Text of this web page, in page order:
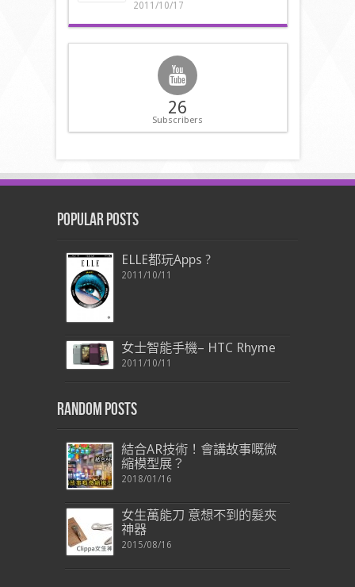
2011/10/17
26
Subscribers
Popular Posts
ELLE都玩Apps ?
2011/10/11
女士智能手機– HTC Rhyme
2011/10/11
Random Posts
結合AR技術！會講故事嘅微
縮模型展？
2018/01/16
女生萬能刀 意想不到的髮夾
神器
2015/08/16